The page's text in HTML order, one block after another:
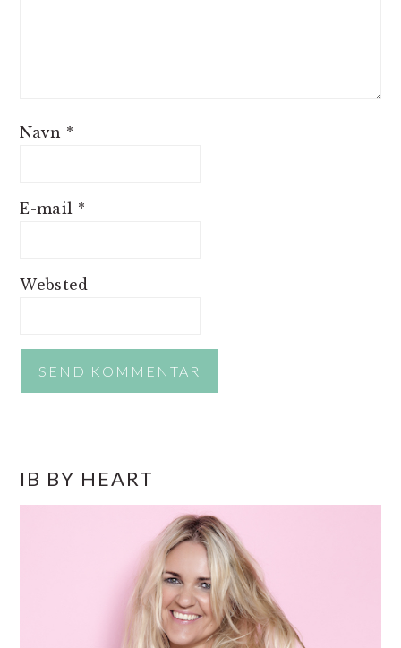
Navn *
E-mail *
Websted
SIDEBAR
IB BY HEART